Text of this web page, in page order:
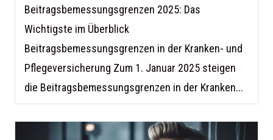
Beitragsbemessungsgrenzen 2025: Das
Wichtigste im Überblick
Beitragsbemessungsgrenzen in der Kranken- und
Pflegeversicherung Zum 1. Januar 2025 steigen
die Beitragsbemessungsgrenzen in der Kranken...